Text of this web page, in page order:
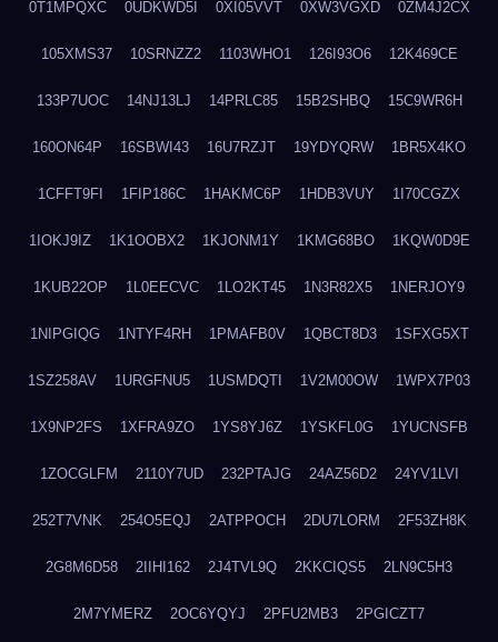
0T1MPQXC 0UDKWD5I 0XI05VVT 0XW3VGXD 0ZM4J2CX
105XMS37 10SRNZZ2 1103WHO1 126I93O6 12K469CE
133P7UOC 14NJ13LJ 14PRLC85 15B2SHBQ 15C9WR6H
160ON64P 16SBWI43 16U7RZJT 19YDYQRW 1BR5X4KO
1CFFT9FI 1FIP186C 1HAKMC6P 1HDB3VUY 1I70CGZX
1IOKJ9IZ 1K1OOBX2 1KJONM1Y 1KMG68BO 1KQW0D9E
1KUB22OP 1L0EECVC 1LO2KT45 1N3R82X5 1NERJOY9
1NIPGIQG 1NTYF4RH 1PMAFB0V 1QBCT8D3 1SFXG5XT
1SZ258AV 1URGFNU5 1USMDQTI 1V2M00OW 1WPX7P03
1X9NP2FS 1XFRA9ZO 1YS8YJ6Z 1YSKFL0G 1YUCNSFB
1ZOCGLFM 2110Y7UD 232PTAJG 24AZ56D2 24YV1LVI
252T7VNK 254O5EQJ 2ATPPOCH 2DU7LORM 2F53ZH8K
2G8M6D58 2IIHI162 2J4TVL9Q 2KKCIQS5 2LN9C5H3
2M7YMERZ 2OC6YQYJ 2PFU2MB3 2PGICZT7